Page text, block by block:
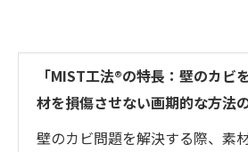
「MIST工法®の特長：壁のカビ
材を損傷させない画期的な方法
壁のカビ問題を解決する際、素